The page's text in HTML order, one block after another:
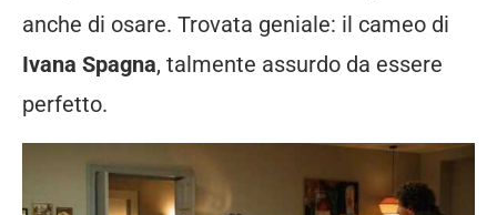
anche di osare. Trovata geniale: il cameo di
Ivana Spagna, talmente assurdo da essere
perfetto.